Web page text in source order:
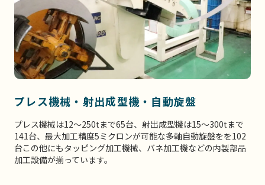
プレス機械・射出成型機・自動旋盤
プレス機械は12〜250tまで65台、射出成型機は15〜300tまで
141台、最大加工精度5ミクロンが可能な多軸自動旋盤をを102
台この他にもタッピング加工機械、バネ加工機などの内製部品
加工設備が揃っています。